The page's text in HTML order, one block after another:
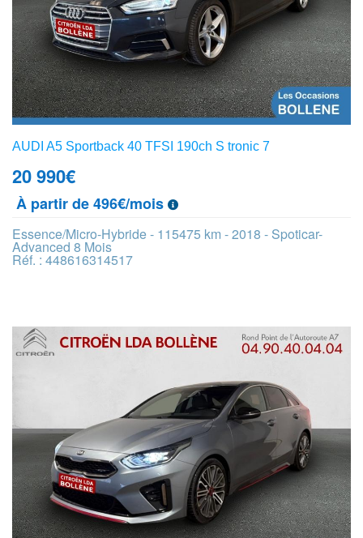
AUDI A5 Sportback 40 TFSI 190ch S tronic 7
20 990€
À partir de 496€/mois
Essence/Micro-Hybride - 115475 km - 2018 - Spoticar-
Advanced 8 Mois
Réf. : 448616314517